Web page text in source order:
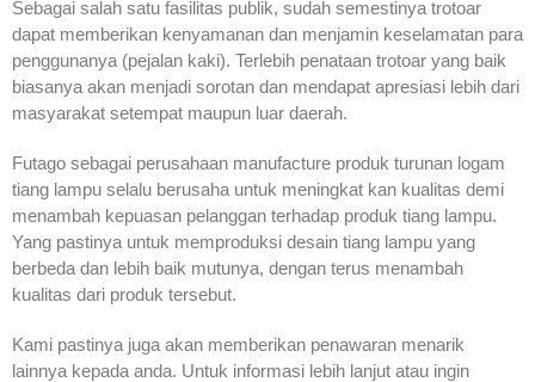
Sebagai salah satu fasilitas publik, sudah semestinya trotoar
dapat memberikan kenyamanan dan menjamin keselamatan para
penggunanya (pejalan kaki). Terlebih penataan trotoar yang baik
biasanya akan menjadi sorotan dan mendapat apresiasi lebih dari
masyarakat setempat maupun luar daerah.
Futago sebagai perusahaan manufacture produk turunan logam
tiang lampu selalu berusaha untuk meningkat kan kualitas demi
menambah kepuasan pelanggan terhadap produk tiang lampu.
Yang pastinya untuk memproduksi desain tiang lampu yang
berbeda dan lebih baik mutunya, dengan terus menambah
kualitas dari produk tersebut.
Kami pastinya juga akan memberikan penawaran menarik
lainnya kepada anda. Untuk informasi lebih lanjut atau ingin